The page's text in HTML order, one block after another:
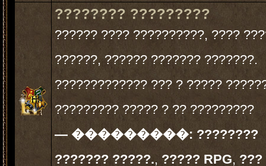
???????? ?????????
?????? ???? ??????????, ????
??????, ?????? ??????? ???????.
????????????? ??? ? ?????
????????? ????? ? ?? ?????????
— ���������: ????????
??????? ?????., ????? RPG, ???